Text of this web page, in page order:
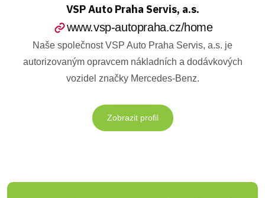
VSP Auto Praha Servis, a.s.
www.vsp-autopraha.cz/home
Naše společnost VSP Auto Praha Servis, a.s. je
autorizovaným opravcem nákladních a dodávkových
vozidel značky Mercedes-Benz.
Zobrazit profil